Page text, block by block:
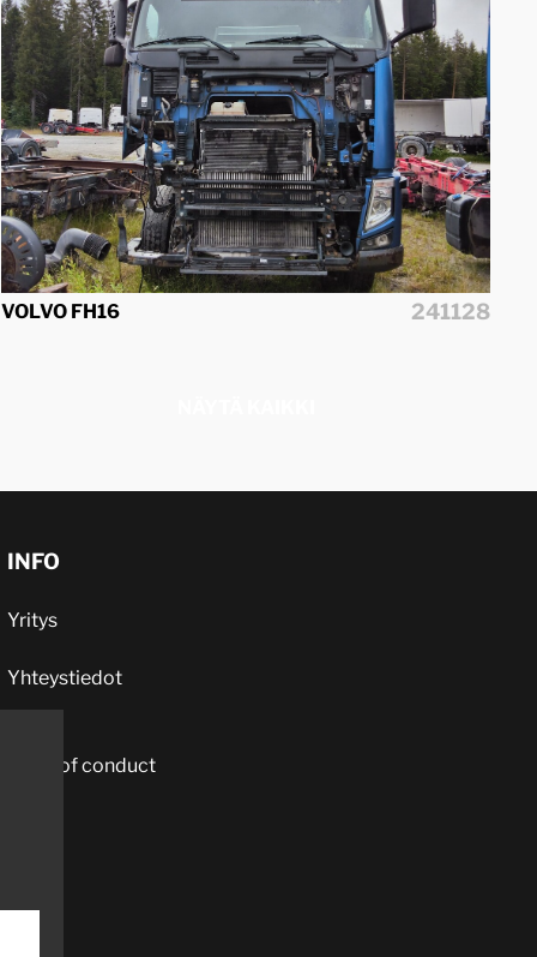
VOLVO FH16 241128
INFO
Yritys
Yhteystiedot
Code of conduct